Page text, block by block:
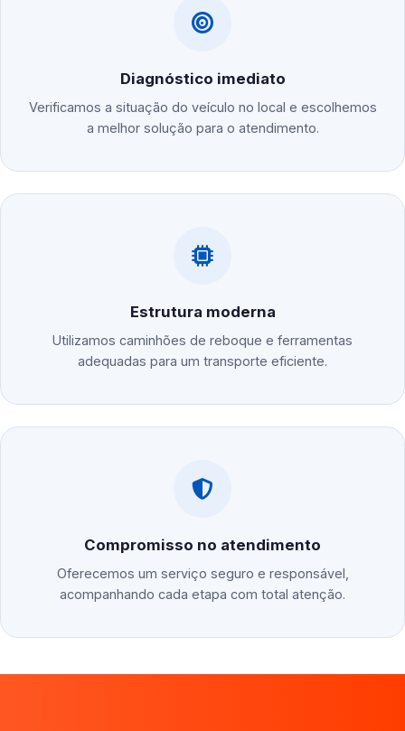
Diagnóstico imediato
Verificamos a situação do veículo no local e escolhemos
a melhor solução para o atendimento.
Estrutura moderna
Utilizamos caminhões de reboque e ferramentas
adequadas para um transporte eficiente.
Compromisso no atendimento
Oferecemos um serviço seguro e responsável,
acompanhando cada etapa com total atenção.